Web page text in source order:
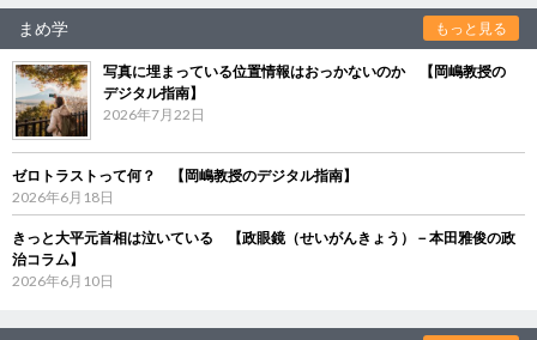
まめ学 もっと見る
写真に埋まっている位置情報はおっかないのか 【岡嶋教授の
デジタル指南】
2026年7月22日
ゼロトラストって何？ 【岡嶋教授のデジタル指南】
2026年6月18日
きっと大平元首相は泣いている 【政眼鏡（せいがんきょう）－本田雅俊の政
治コラム】
2026年6月10日